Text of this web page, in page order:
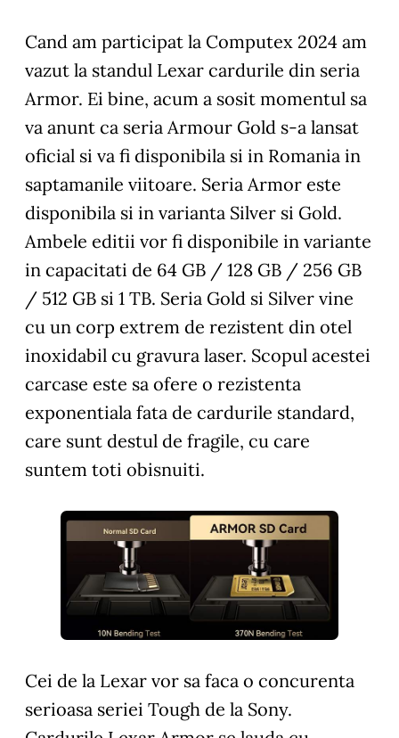
Cand am participat la Computex 2024 am
vazut la standul Lexar cardurile din seria
Armor. Ei bine, acum a sosit momentul sa
va anunt ca seria Armour Gold s-a lansat
oficial si va fi disponibila si in Romania in
saptamanile viitoare. Seria Armor este
disponibila si in varianta Silver si Gold.
Ambele editii vor fi disponibile in variante
in capacitati de 64 GB / 128 GB / 256 GB
/ 512 GB si 1 TB. Seria Gold si Silver vine
cu un corp extrem de rezistent din otel
inoxidabil cu gravura laser. Scopul acestei
carcase este sa ofere o rezistenta
exponentiala fata de cardurile standard,
care sunt destul de fragile, cu care
suntem toti obisnuiti.
Cei de la Lexar vor sa faca o concurenta
serioasa seriei Tough de la Sony.